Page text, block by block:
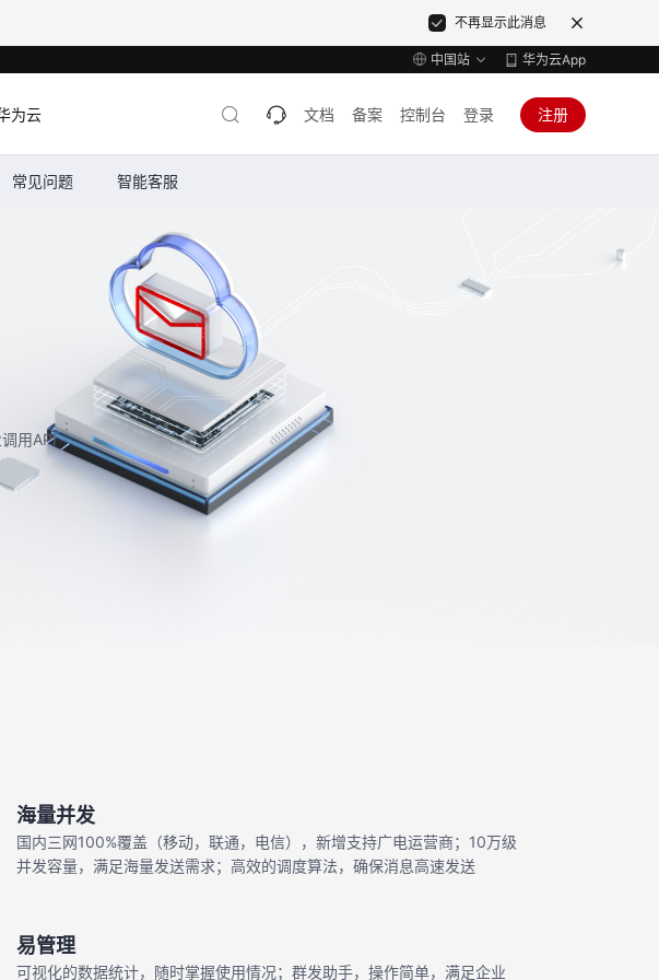
不再显示此消息
中国站 华为云App
为云 文档 备案 控制台 登录 注册
常见问题 智能客服
用API
海量并发
国内三网100%覆盖（移动，联通，电信），新增支持广电运营商；10万级
并发容量，满足海量发送需求；高效的调度算法，确保消息高速发送
易管理
可视化的数据统计，随时掌握使用情况；群发助手，操作简单，满足企业